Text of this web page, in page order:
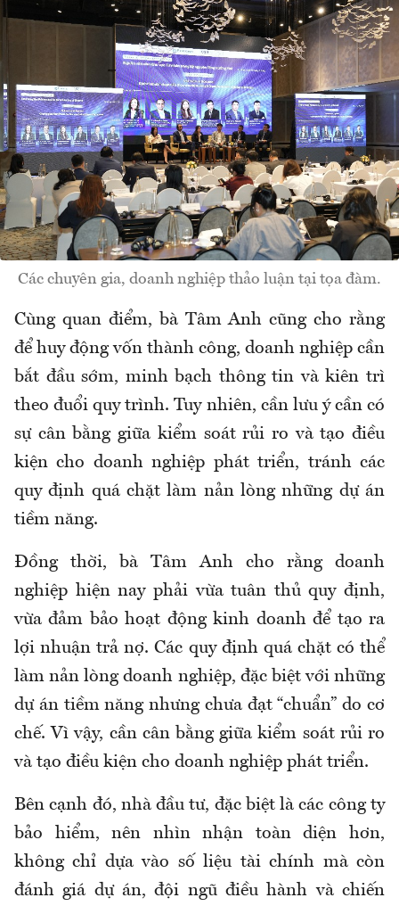
Các chuyên gia, doanh nghiệp thảo luận tại tọa đàm.
Cùng quan điểm, bà Tâm Anh cũng cho rằng
để huy động vốn thành công, doanh nghiệp cần
bắt đầu sớm, minh bạch thông tin và kiên trì
theo đuổi quy trình. Tuy nhiên, cần lưu ý cần có
sự cân bằng giữa kiểm soát rủi ro và tạo điều
kiện cho doanh nghiệp phát triển, tránh các
quy định quá chặt làm nản lòng những dự án
tiềm năng.
Đồng thời, bà Tâm Anh cho rằng doanh
nghiệp hiện nay phải vừa tuân thủ quy định,
vừa đảm bảo hoạt động kinh doanh để tạo ra
lợi nhuận trả nợ. Các quy định quá chặt có thể
làm nản lòng doanh nghiệp, đặc biệt với những
dự án tiềm năng nhưng chưa đạt “chuẩn” do cơ
chế. Vì vậy, cần cân bằng giữa kiểm soát rủi ro
và tạo điều kiện cho doanh nghiệp phát triển.
Bên cạnh đó, nhà đầu tư, đặc biệt là các công ty
bảo hiểm, nên nhìn nhận toàn diện hơn,
không chỉ dựa vào số liệu tài chính mà còn
đánh giá dự án, đội ngũ điều hành và chiến